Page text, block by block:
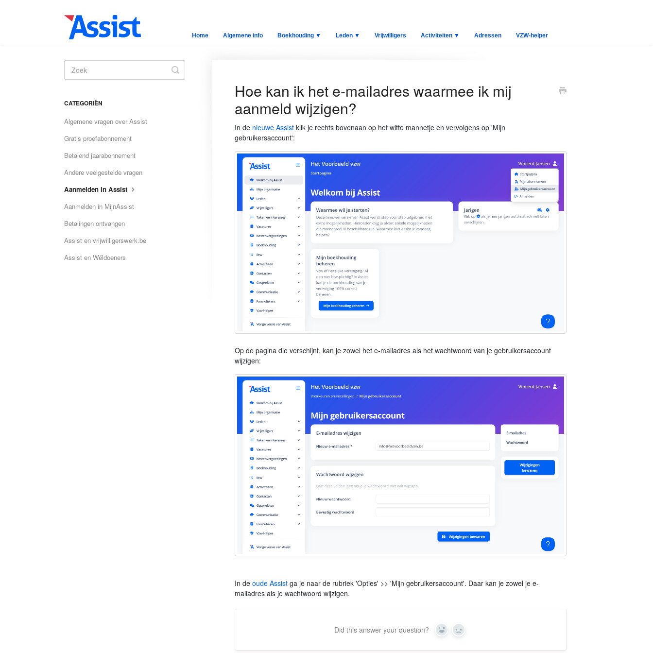
Home Algemene info Boekhouding ▼ Leden ▼ Vrijwilligers Activiteiten ▼ Adressen VZW-helper
Hoe kan ik het e-mailadres waarmee ik mij
aanmeld wijzigen?
In de nieuwe Assistklik je rechts bovenaan op het witte mannetje en vervolgens op 'Mijn
gebruikersaccount':
Op de pagina die verschijnt, kan je zowel het e-mailadres als het wachtwoord van je gebruikersaccount
wijzigen:
In de oude Assistga je naar de rubriek 'Opties' >> 'Mijn gebruikersaccount'. Daar kan je zowel je e-
mailadres als je wachtwoord wijzigen.
Did this answer your question? Yes No
Toggle
Search
CATEGORIËN
Algemene vragen over Assist
Gratis proefabonnement
Betalend jaarabonnement
Andere veelgestelde vragen
Aanmelden in Assist
Aanmelden in MijnAssist
Betalingen ontvangen
Assist en vrijwilligerswerk.be
Assist en Wéldoeners